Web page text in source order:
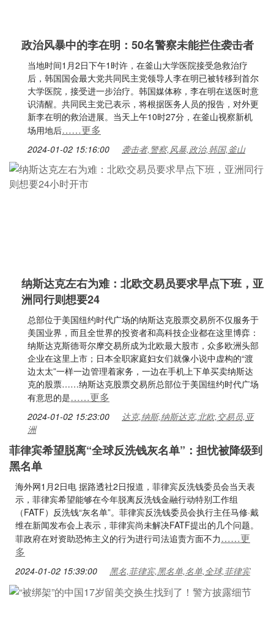
政治风暴中的李在明：50名警察未能拦住袭击者
当地时间1月2日下午1时许，在釜山大学医院接受急救治疗
后，韩国国会最大党共同民主党领导人李在明已被转移到首尔
大学医院，接受进一步治疗。韩国媒体称，李在明在送医时意
识清醒。共同民主党已表示，将根据医务人员的报告，对外更
新李在明的救治进展。当天上午10时27分，在釜山视察新机
场用地后……更多
2024-01-02 15:16:00 袭击者,警察,风暴,政治,韩国,釜山
纳斯达克左右为难：北欧交易员要求早点下班，亚
洲同行则想要24
总部位于美国纽约时代广场的纳斯达克股票交易所不仅服务于
美国业界，而且全世界的投资者和高科技企业都在这里博弈：
纳斯达克斯德哥尔摩交易所成为北欧最大股市，众多欧洲头部
企业在这里上市；日本全职家庭妇女们就像小说中虚构的“渡
边太太”一样一边管理着家务，一边在手机上下单买卖纳斯达
克的股票……纳斯达克股票交易所总部位于美国纽约时代广场
有意思的是……更多
2024-01-02 15:23:00
达克,纳斯,纳斯达克,北欧,交易员,亚
洲
菲律宾希望脱离“全球反洗钱灰名单”：担忧被降级到
黑名单
海外网1月2日电 据路透社2日报道，菲律宾反洗钱委员会当天表
示，菲律宾希望能够在今年脱离反洗钱金融行动特别工作组
（FATF）反洗钱“灰名单”。菲律宾反洗钱委员会执行主任马修·戴
维在新闻发布会上表示，菲律宾尚未解决FATF提出的几个问题。
菲政府在对资助恐怖主义的行为进行司法追责方面不力……更
多
2024-01-02 15:39:00 黑名,菲律宾,黑名单,名单,全球,菲律宾